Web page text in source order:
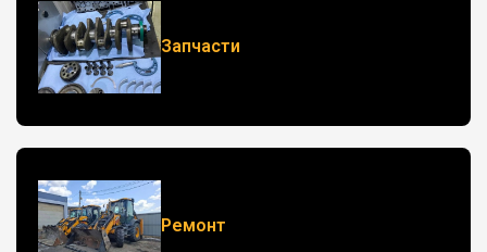
Запчасти
Ремонт